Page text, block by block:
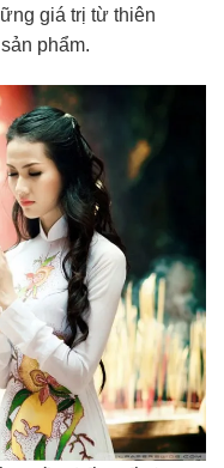
giá trị từ thiên
phẩm.